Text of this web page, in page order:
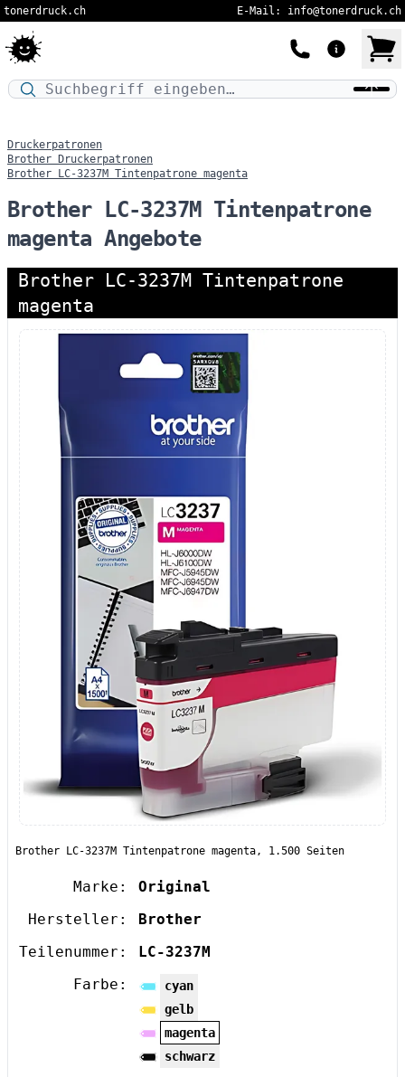
tonerdruck.ch E-Mail: info@tonerdruck.ch
Druckermodell oder Produktnamen eingeben…
Druckerpatronen
Brother Druckerpatronen
Brother LC-3237M Tintenpatrone magenta
Brother LC-3237M Tintenpatrone
magenta Angebote
Brother LC-3237M Tintenpatrone
magenta
Brother LC-3237M Tintenpatrone magenta, 1.500 Seiten
Marke:
Original
Hersteller:
Brother
Teilenummer:
LC-3237M
Farbe:
cyan
gelb
magenta
schwarz